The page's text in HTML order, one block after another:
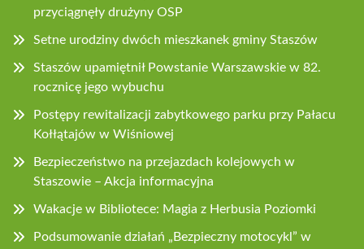
przyciągnęły drużyny OSP
Setne urodziny dwóch mieszkanek gminy Staszów
Staszów upamiętnił Powstanie Warszawskie w 82.
rocznicę jego wybuchu
Postępy rewitalizacji zabytkowego parku przy Pałacu
Kołłątajów w Wiśniowej
Bezpieczeństwo na przejazdach kolejowych w
Staszowie – Akcja informacyjna
Wakacje w Bibliotece: Magia z Herbusia Poziomki
Podsumowanie działań „Bezpieczny motocykl” w